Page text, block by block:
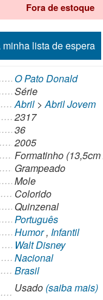
Fora de estoque
lista de espera
O Pato Donald
Série
Abril >Abril Jovem
2317
36
2005
Formatinho
Grampeado
Mole
Colorido
Quinzenal
Português
Humor, Infantil
Walt Disney
Nacional
Brasil
Usado (saiba mais)